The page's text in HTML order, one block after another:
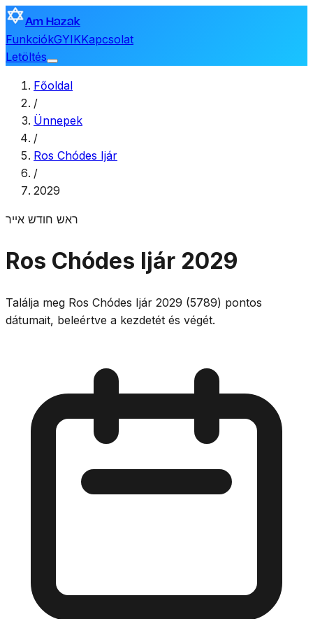
Am Hazak
FunkciókGYIKKapcsolat
Letöltés
Főoldal
/
Ünnepek
/
Ros Chódes Ijár
/
2029
ראש חודש אייר
Ros Chódes Ijár 2029
Találja meg Ros Chódes Ijár 2029 (5789) pontos
dátumait, beleértve a kezdetét és végét.